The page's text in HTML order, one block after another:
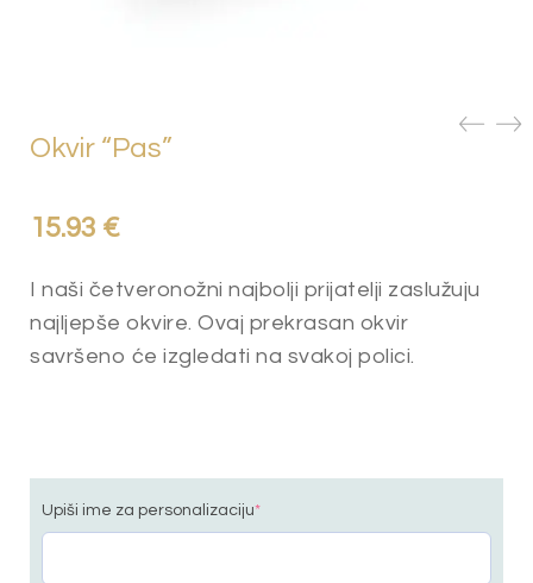
Okvir “Pas”
15.93 €
I naši četveronožni najbolji prijatelji zaslužuju
najljepše okvire. Ovaj prekrasan okvir
savršeno će izgledati na svakoj polici.
Upiši ime za personalizaciju*